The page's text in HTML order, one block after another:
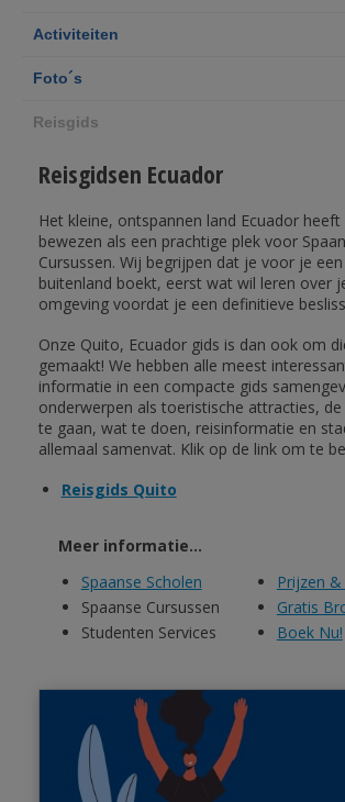
Activiteiten
Foto´s
Reisgids
Reisgidsen Ecuador
Het kleine, ontspannen land Ecuador heeft
bewezen als een prachtige plek voor
Cursussen. Wij begrijpen dat je voor je
buitenland boekt, eerst wat wil leren over
omgeving voordat je een definitieve
Onze Quito, Ecuador gids is dan ook om
gemaakt! We hebben alle meest
informatie in een compacte gids
onderwerpen als toeristische attracties,
te gaan, wat te doen, reisinformatie en
allemaal samenvat. Klik op de link om te
Reisgids Quito
Meer informatie...
Spaanse Scholen
Spaanse Cursussen
Studenten Services
Prijzen
Gratis
Boek Nu!